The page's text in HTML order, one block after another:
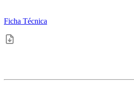
Ficha Técnica